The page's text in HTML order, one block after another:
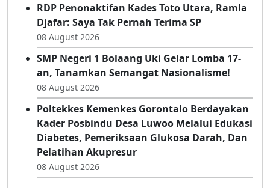
RDP Penonaktifan Kades Toto Utara, Ramla
Djafar: Saya Tak Pernah Terima SP
08 August 2026
SMP Negeri 1 Bolaang Uki Gelar Lomba 17-
an, Tanamkan Semangat Nasionalisme!
08 August 2026
Poltekkes Kemenkes Gorontalo Berdayakan
Kader Posbindu Desa Luwoo Melalui Edukasi
Diabetes, Pemeriksaan Glukosa Darah, Dan
Pelatihan Akupresur
08 August 2026